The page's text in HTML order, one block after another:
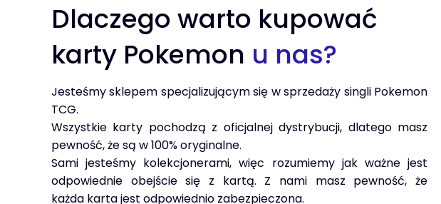
Dlaczego warto kupować
karty Pokemon u nas?
Jesteśmy sklepem specjalizującym się w sprzedaży singli Pokemon
TCG.
Wszystkie karty pochodzą z oficjalnej dystrybucji, dlatego masz
pewność, że są w 100% oryginalne.
Sami jesteśmy kolekcjonerami, więc rozumiemy jak ważne jest
odpowiednie obejście się z kartą. Z nami masz pewność, że
każda karta jest odpowiednio zabezpieczona.